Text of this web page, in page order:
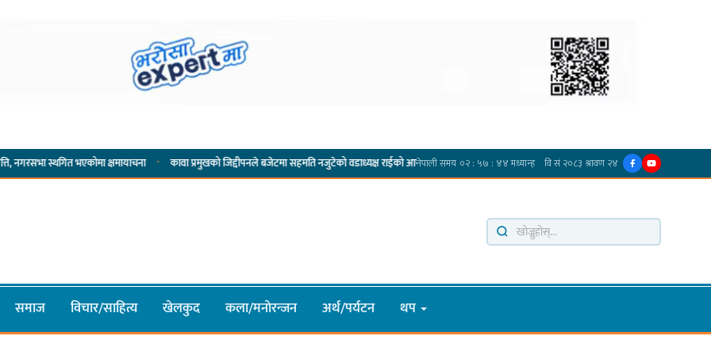
भएकोमा क्षमायाचना · कावा प्रमुखको जिद्दीपनले बजेटमा सहमति नजुटेको वडाध्यक्ष राईको आरोप · गोर्खा-लिम्बुवान १८३१ ऐतिहासिक सन्धिका लागि विशेष समिति गठन गर्न प्रधानमन्त्रीसँग
समाज विचार/साहित्य खेलकुद कला/मनाेरन्जन अर्थ/पर्यटन थप